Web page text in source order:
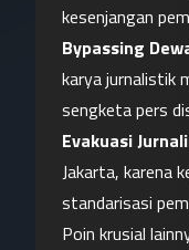
kesenjangan
Bypassing
karya jurnalistik
sengketa pers
Evakuasi
Jakarta, karena
standarisasi
Poin krusial